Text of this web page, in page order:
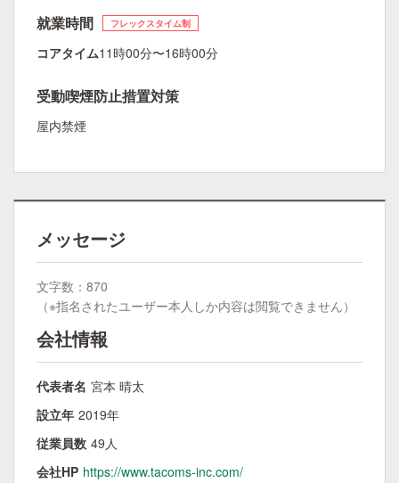
就業時間 フレックスタイム制
コアタイム11時00分〜16時00分
受動喫煙防止措置対策
屋内禁煙
メッセージ
文字数：870
（※指名されたユーザー本人しか内容は閲覧できません）
会社情報
代表者名 宮本 晴太
設立年 2019年
従業員数 49人
会社HP https://www.tacoms-inc.com/